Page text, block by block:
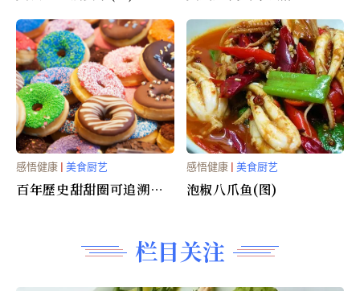
感悟健康 | 美食厨艺
百年歷史甜甜圈可追溯至
感悟健康 | 美食厨艺
泡椒八爪鱼(图)
栏目关注